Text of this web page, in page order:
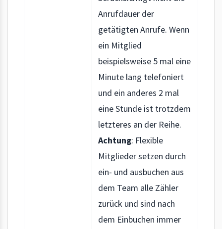
Anrufdauer der
getätigten Anrufe. Wenn
ein Mitglied
beispielsweise 5 mal eine
Minute lang telefoniert
und ein anderes 2 mal
eine Stunde ist trotzdem
letzteres an der Reihe.
Achtung: Flexible
Mitglieder setzen durch
ein- und ausbuchen aus
dem Team alle Zähler
zurück und sind nach
dem Einbuchen immer